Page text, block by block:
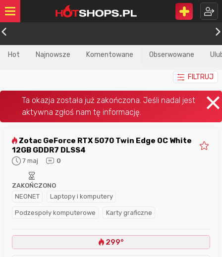
Hot Najnowsze Komentowane Obserwowane
FILTRUJ
12GB GDDR7 DLSS4
7 maj 0
NEONET Laptopy i komputery
Podzespoły komputerowe Karty graficzne
ZAKOŃCZONO
299°